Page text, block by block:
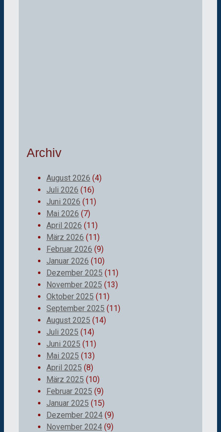
Archiv
August 2026 (4)
Juli 2026 (16)
Juni 2026 (11)
Mai 2026 (7)
April 2026 (11)
März 2026 (11)
Februar 2026 (9)
Januar 2026 (10)
Dezember 2025 (11)
November 2025 (13)
Oktober 2025 (11)
September 2025 (11)
August 2025 (14)
Juli 2025 (14)
Juni 2025 (11)
Mai 2025 (13)
April 2025 (8)
März 2025 (10)
Februar 2025 (9)
Januar 2025 (15)
Dezember 2024 (9)
November 2024 (9)